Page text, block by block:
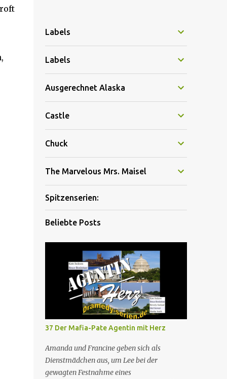
Labels
Labels
Ausgerechnet Alaska
Castle
Chuck
The Marvelous Mrs. Maisel
Spitzenserien:
Beliebte Posts
37 Der Mafia-Pate Agentin mit Herz
Amanda und Francine geben sich als
Dienstmädchen aus, um Lee bei der
gewagten Festnahme eines